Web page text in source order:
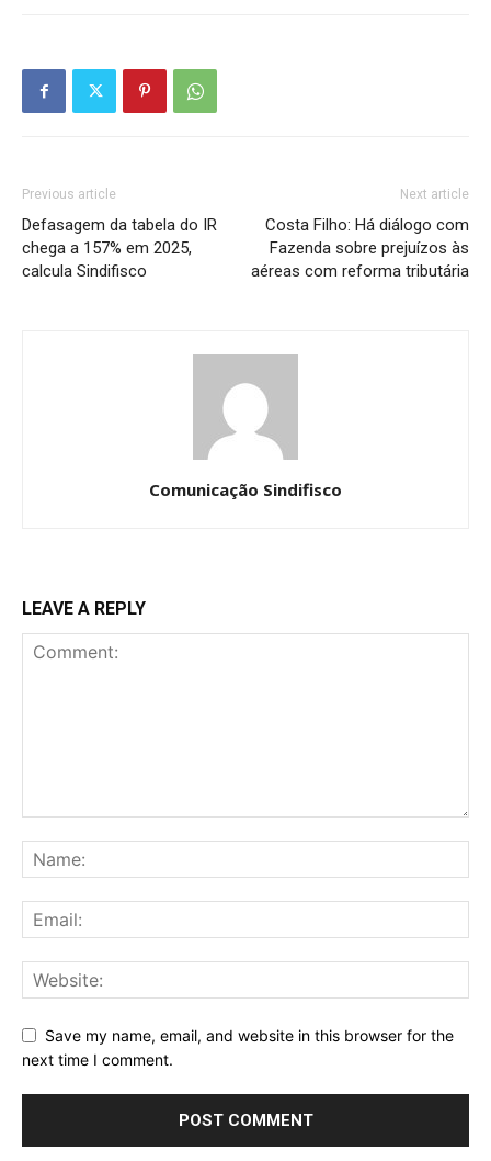
Previous article
Defasagem da tabela do IR
chega a 157% em 2025,
calcula Sindifisco
Next article
Costa Filho: Há diálogo com
Fazenda sobre prejuízos às
aéreas com reforma tributária
Comunicação Sindifisco
LEAVE A REPLY
Save my name, email, and website in this browser for the
next time I comment.